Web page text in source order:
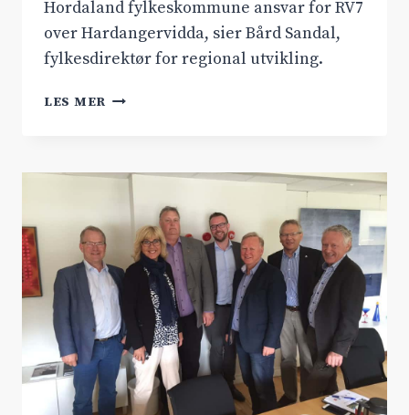
Hordaland fylkeskommune ansvar for RV7
over Hardangervidda, sier Bård Sandal,
fylkesdirektør for regional utvikling.
LES MER RV.7